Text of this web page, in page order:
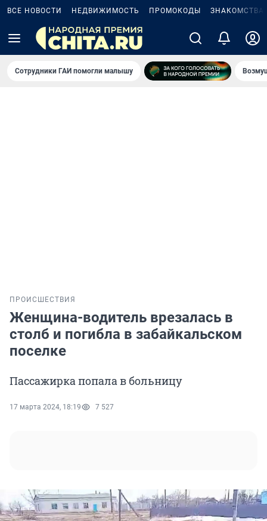
ВСЕ НОВОСТИ НЕДВИЖИМОСТЬ ПРОМОКОДЫ ЗНАКОМСТВА
Сотрудники ГАИ помогли малышу
ПРОИСШЕСТВИЯ
Женщина-водитель врезалась в
столб и погибла в забайкальском
поселке
Пассажирка попала в больницу
17 марта 2024, 18:19 7 527